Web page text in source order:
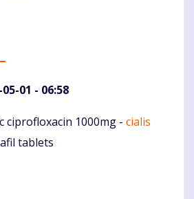
01 - 06:58
ciprofloxacin 1000mg - cialis
tablets